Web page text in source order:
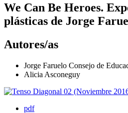
We Can Be Heroes.
plásticas de Jorge
Autores/as
Jorge Faruelo Consejo de
Alicia Asconeguy
pdf